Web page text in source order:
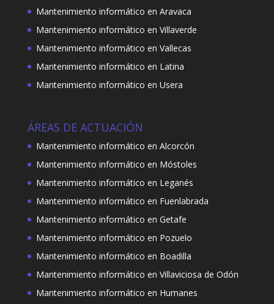
Mantenimiento informático en Aravaca
Mantenimiento informático en Villaverde
Mantenimiento informático en Vallecas
Mantenimiento informático en Latina
Mantenimiento informático en Usera
ÁREAS DE ACTUACIÓN
Mantenimiento informático en Alcorcón
Mantenimiento informático en Móstoles
Mantenimiento informático en Leganés
Mantenimiento informático en Fuenlabrada
Mantenimiento informático en Getafe
Mantenimiento informático en Pozuelo
Mantenimiento informático en Boadilla
Mantenimiento informático en Villaviciosa de Odón
Mantenimiento informático en Humanes